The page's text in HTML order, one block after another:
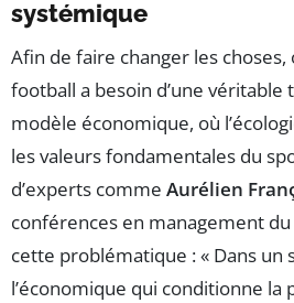
systémique
Afin de faire changer les
football a besoin d’une
modèle économique, où
les valeurs fondamentales du
d’experts comme Aurélien
conférences en management
cette problématique : « Dans un
l’économique qui conditionne